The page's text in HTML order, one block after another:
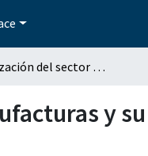
La localización del sector manufacturas y su distribución en el estado de Puebla periodo 1989-1993.
y